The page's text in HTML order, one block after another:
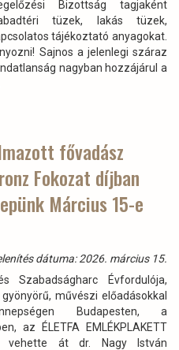
Bizottság tagjaként
tüzek, lakás tüzek,
tájékoztató anyagokat.
Sajnos a jelenlegi száraz
nagyban hozzájárul a
fővadász
Fokozat díjban
Március 15-e
dátuma: 2026. március 15.
Szabadságharc Évfordulója,
művészi előadásokkal
Budapesten, a
az ÉLETFA EMLÉKPLAKETT
vehette át dr. Nagy István